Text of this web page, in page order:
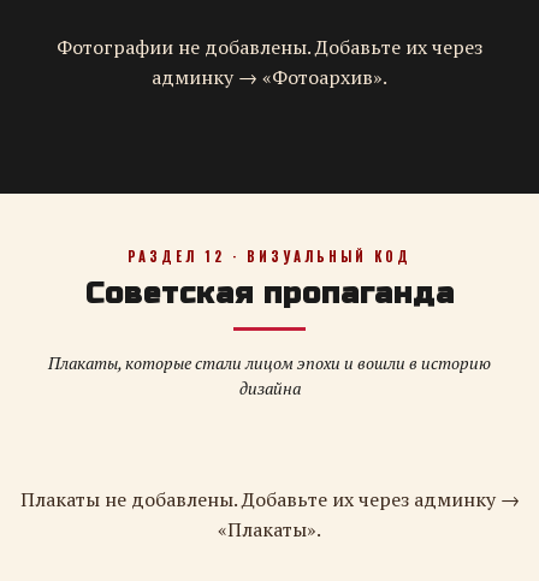
Фотографии не добавлены. Добавьте их через
админку → «Фотоархив».
РАЗДЕЛ 12 · ВИЗУАЛЬНЫЙ КОД
Советская пропаганда
Плакаты, которые стали лицом эпохи и вошли в историю
дизайна
Плакаты не добавлены. Добавьте их через админку →
«Плакаты».